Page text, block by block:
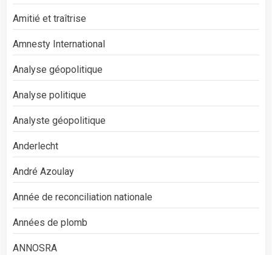
Amitié et traîtrise
Amnesty International
Analyse géopolitique
Analyse politique
Analyste géopolitique
Anderlecht
André Azoulay
Année de reconciliation nationale
Années de plomb
ANNOSRA